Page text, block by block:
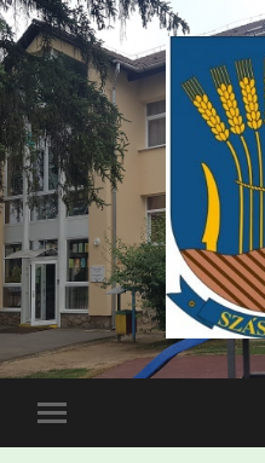
Toggle
mobile